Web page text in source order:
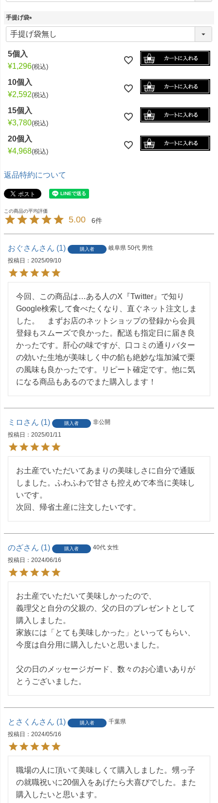
手提げ袋
(
必
5個入
¥1,296 税込
10個入
¥2,592 税込
15個入
¥3,780 税込
20個入
¥4,968 税込
返品特約について
5.00 6
おぐさん 1 購入者 岐阜県 50代 男性
投稿日
2025/09/10
今回、この商品は…ある人のX『Twitter』で知り
Google検索して食べたくなり、直ぐネット注文しま
した。　まずお店のネットショップの登録から会員
登録もスムーズで良かった。配送も指定日に届き良
かったです。肝心の味ですが、口コミの通りバター
の効いた生地が美味しく中の餡も絶妙な塩加減で栗
の風味も良かったです。リピート確定です。他に気
になる商品もあるのでまた購入します！
ミロ 1 購入者
非公開
投稿日
2025/01/11
お土産でいただいてあまりの美味しさに自分で通販
しました。ふわふわで甘さも控えめで本当に美味し
いです。
次回、帰省土産に注文したいです。
のざ 1 購入者 40代 女性
投稿日
2024/06/16
お土産でいただいて美味しかったので、
義理父と自分の父親の、父の日のプレゼントとして
購入しました。
家族には「とても美味しかった」といってもらい、
今度は自分用に購入したいと思いました。
父の日のメッセージガード、数々のお心遣いありが
とうございました。
とさくん 1 購入者
千葉県
投稿日
2024/05/16
職場の人に頂いて美味しくて購入しました。甥っ子
の就職祝いに20個入をあげたら大喜びでした。また
購入したいと思います。